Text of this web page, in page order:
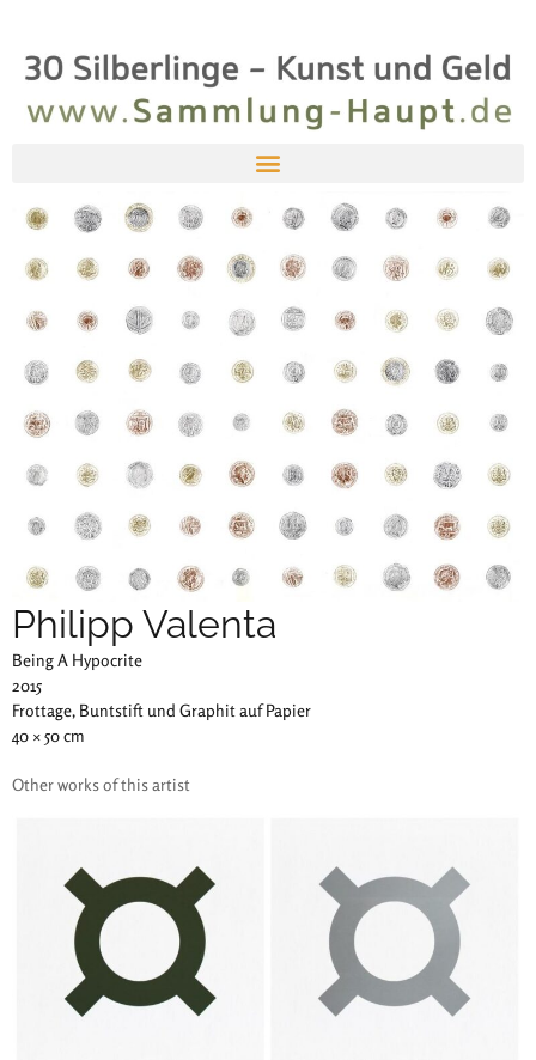
Philipp Valenta
Being A Hypocrite
2015
Frottage, Buntstift und Graphit auf Papier
40 × 50 cm
Other works of this artist